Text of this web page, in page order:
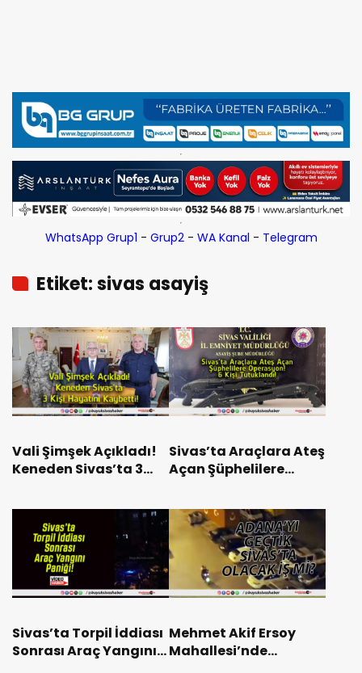
WhatsApp Grup1 - Grup2- WA Kanal - Telegram
Etiket: sivas asayiş
Vali Şimşek Açıkladı!
Keneden Sivas’ta 3
Sivas’ta Araçlara Ateş
Açan Şüphelilere
Tutuklandı!
Sivas’ta Torpil İddiası
Sonrası Araç Yangını
Mehmet Akif Ersoy
Mahallesi’nde